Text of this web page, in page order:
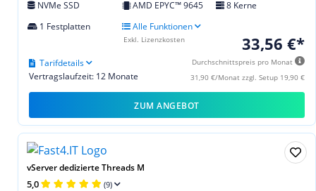
NVMe SSD AMD EPYC™ 9645
8 Kerne
1 Festplatten
Alle Funktionen
33,56 €*
Durchschnittspreis pro Monat
31,90 €/Monat zzgl. Setup 19,90 €
Vertragslaufzeit: 12 Monate
Tarifdetails
Exkl. Lizenzkosten
ZUM ANGEBOT
vServer dedizierte Threads M
5,0 (9)